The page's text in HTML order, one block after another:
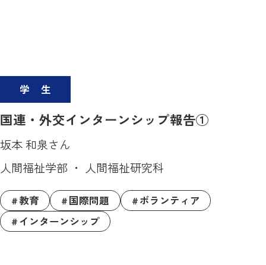
学生
国連・外交インターンシップ報告①
坂本 和泉さん
人間福祉学部 ・ 人間福祉研究科
教育 国際問題
ボランティア
インターンシップ